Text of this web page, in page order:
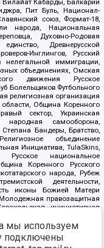
Кабарды, Балкарии
Пит Буль, Национал-
союз, Формат-18,
народа, Национальная
Духовно-Родовая
Древнерусской
Инглингов, Русский
иммиграции,
объединениях, Омская
движения Русское
Болельщиков Футбольного
религиозная организация
Община Коренного
сектор, Украинская
самооборона,
Бандеры, Братство,
объединение
Инициатива, TulaSkins,
Русское национальное
Коренного Русского
народа, Рубеж
деятельности,
иконы Божией Матери
правозащитная
инициативная
республика Русь,
и свобода, W.H.С., Фалунь
клуб-Новокузнецк/РПК,
мы используем
подключены